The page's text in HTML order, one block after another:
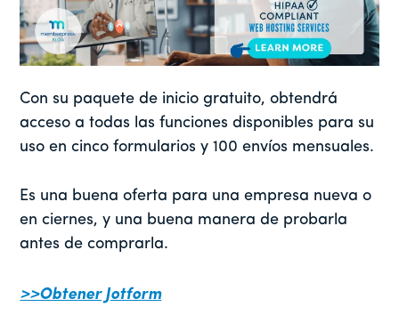
Con su paquete de inicio gratuito, obtendrá
acceso a todas las funciones disponibles para su
uso en cinco formularios y 100 envíos mensuales.
Es una buena oferta para una empresa nueva o
en ciernes, y una buena manera de probarla
antes de comprarla.
>>Obtener Jotform